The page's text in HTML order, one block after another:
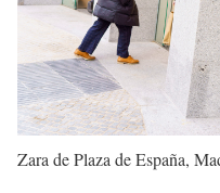
Zara de Plaza de España,